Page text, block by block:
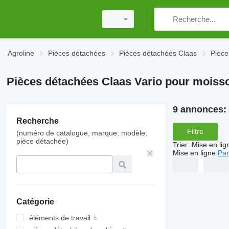
Agroline Pièces détachées Pièces détachées Claas
Pièces détachées Claas Vario pour
Recherche
(numéro de catalogue, marque, modèle,
pièce détachée)
Catégorie
éléments de travail
9 annonces:
Filtre
Trier: Mise en
Mise en ligne